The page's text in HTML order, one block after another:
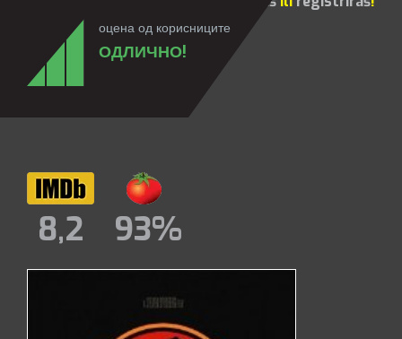
оцена од корисниците
ОДЛИЧНО!
8,2 93%